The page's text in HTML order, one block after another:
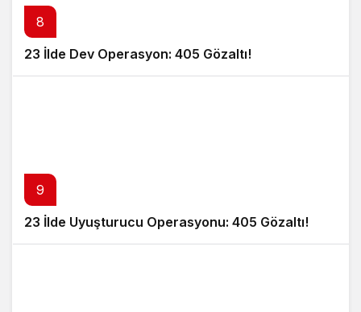
8
23 İlde Dev Operasyon: 405 Gözaltı!
9
23 İlde Uyuşturucu Operasyonu: 405 Gözaltı!